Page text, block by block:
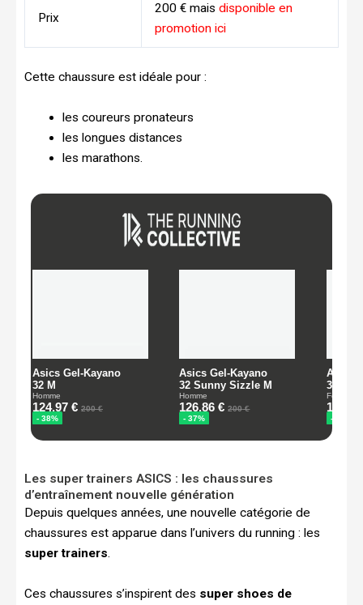
Prix
200 € mais disponible en
promotion ici
Cette chaussure est idéale pour :
les coureurs pronateurs
les longues distances
les marathons.
Les super trainers ASICS : les chaussures
d’entraînement nouvelle génération
Depuis quelques années, une nouvelle catégorie de
chaussures est apparue dans l’univers du running : les
super trainers.
Ces chaussures s’inspirent des super shoes de